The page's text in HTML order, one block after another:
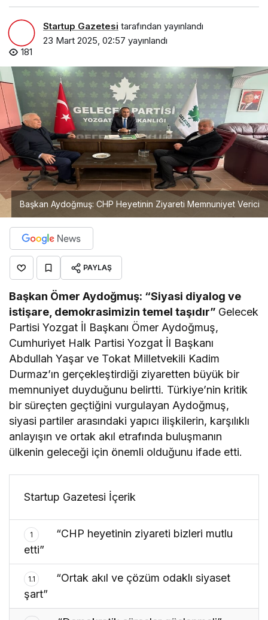
Startup Gazetesi tarafından yayınlandı
23 Mart 2025, 02:57 yayınlandı
181
Başkan Aydoğmuş: CHP Heyetinin Ziyareti Memnuniyet Verici
PAYLAŞ
Başkan Ömer Aydoğmuş: “Siyasi diyalog ve
istişare, demokrasimizin temel taşıdır” Gelecek
Partisi Yozgat İl Başkanı Ömer Aydoğmuş,
Cumhuriyet Halk Partisi Yozgat İl Başkanı
Abdullah Yaşar ve Tokat Milletvekili Kadim
Durmaz’ın gerçekleştirdiği ziyaretten büyük bir
memnuniyet duyduğunu belirtti. Türkiye’nin kritik
bir süreçten geçtiğini vurgulayan Aydoğmuş,
siyasi partiler arasındaki yapıcı ilişkilerin, karşılıklı
anlayışın ve ortak akıl etrafında buluşmanın
ülkenin geleceği için önemli olduğunu ifade etti.
Startup Gazetesi İçerik
1
“CHP heyetinin ziyareti bizleri mutlu
etti”
1.1
“Ortak akıl ve çözüm odaklı siyaset
şart”